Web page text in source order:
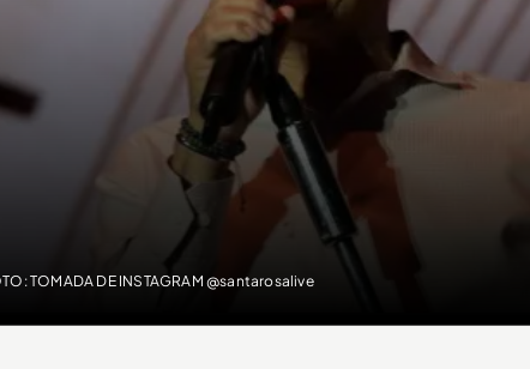
TOMADA DE INSTAGRAM @santarosalive